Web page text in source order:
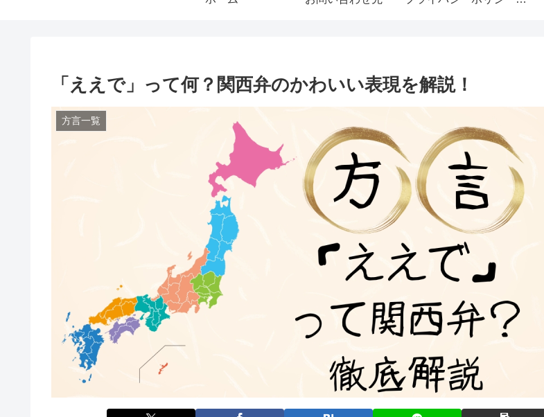
「ええで」って何？関西弁のかわいい表現を解説！
方言一覧